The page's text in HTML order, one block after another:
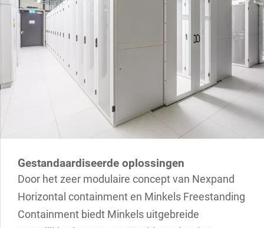
Gestandaardiseerde oplossingen
Door het zeer modulaire concept van Nexpand
Horizontal containment en Minkels Freestanding
Containment biedt Minkels uitgebreide